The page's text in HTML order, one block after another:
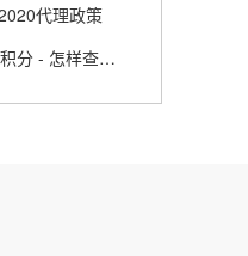
代理政策
乐刷POS机如何查询消费积分 - 怎样查询乐刷pos真伪